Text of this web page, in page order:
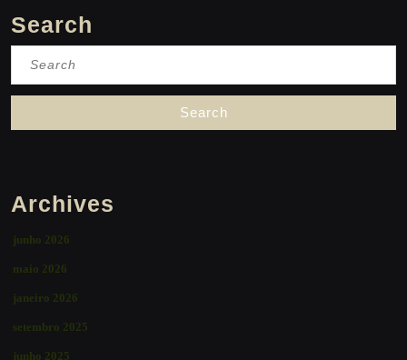
Search
Archives
junho 2026
maio 2026
janeiro 2026
setembro 2025
junho 2025